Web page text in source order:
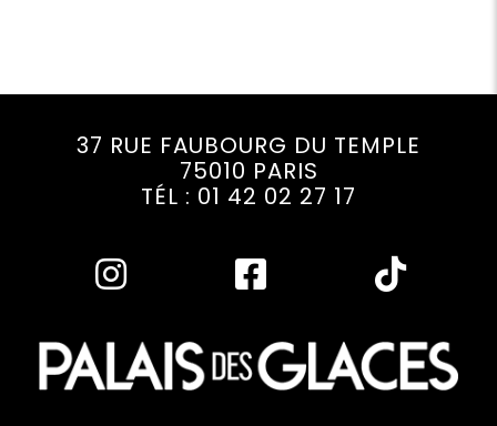
37 RUE FAUBOURG DU TEMPLE
75010 PARIS
TÉL : 01 42 02 27 17